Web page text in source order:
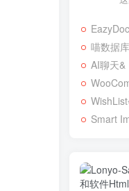
EazyDocs
喵数据库清
AI聊天&；
WishList会员
Smart